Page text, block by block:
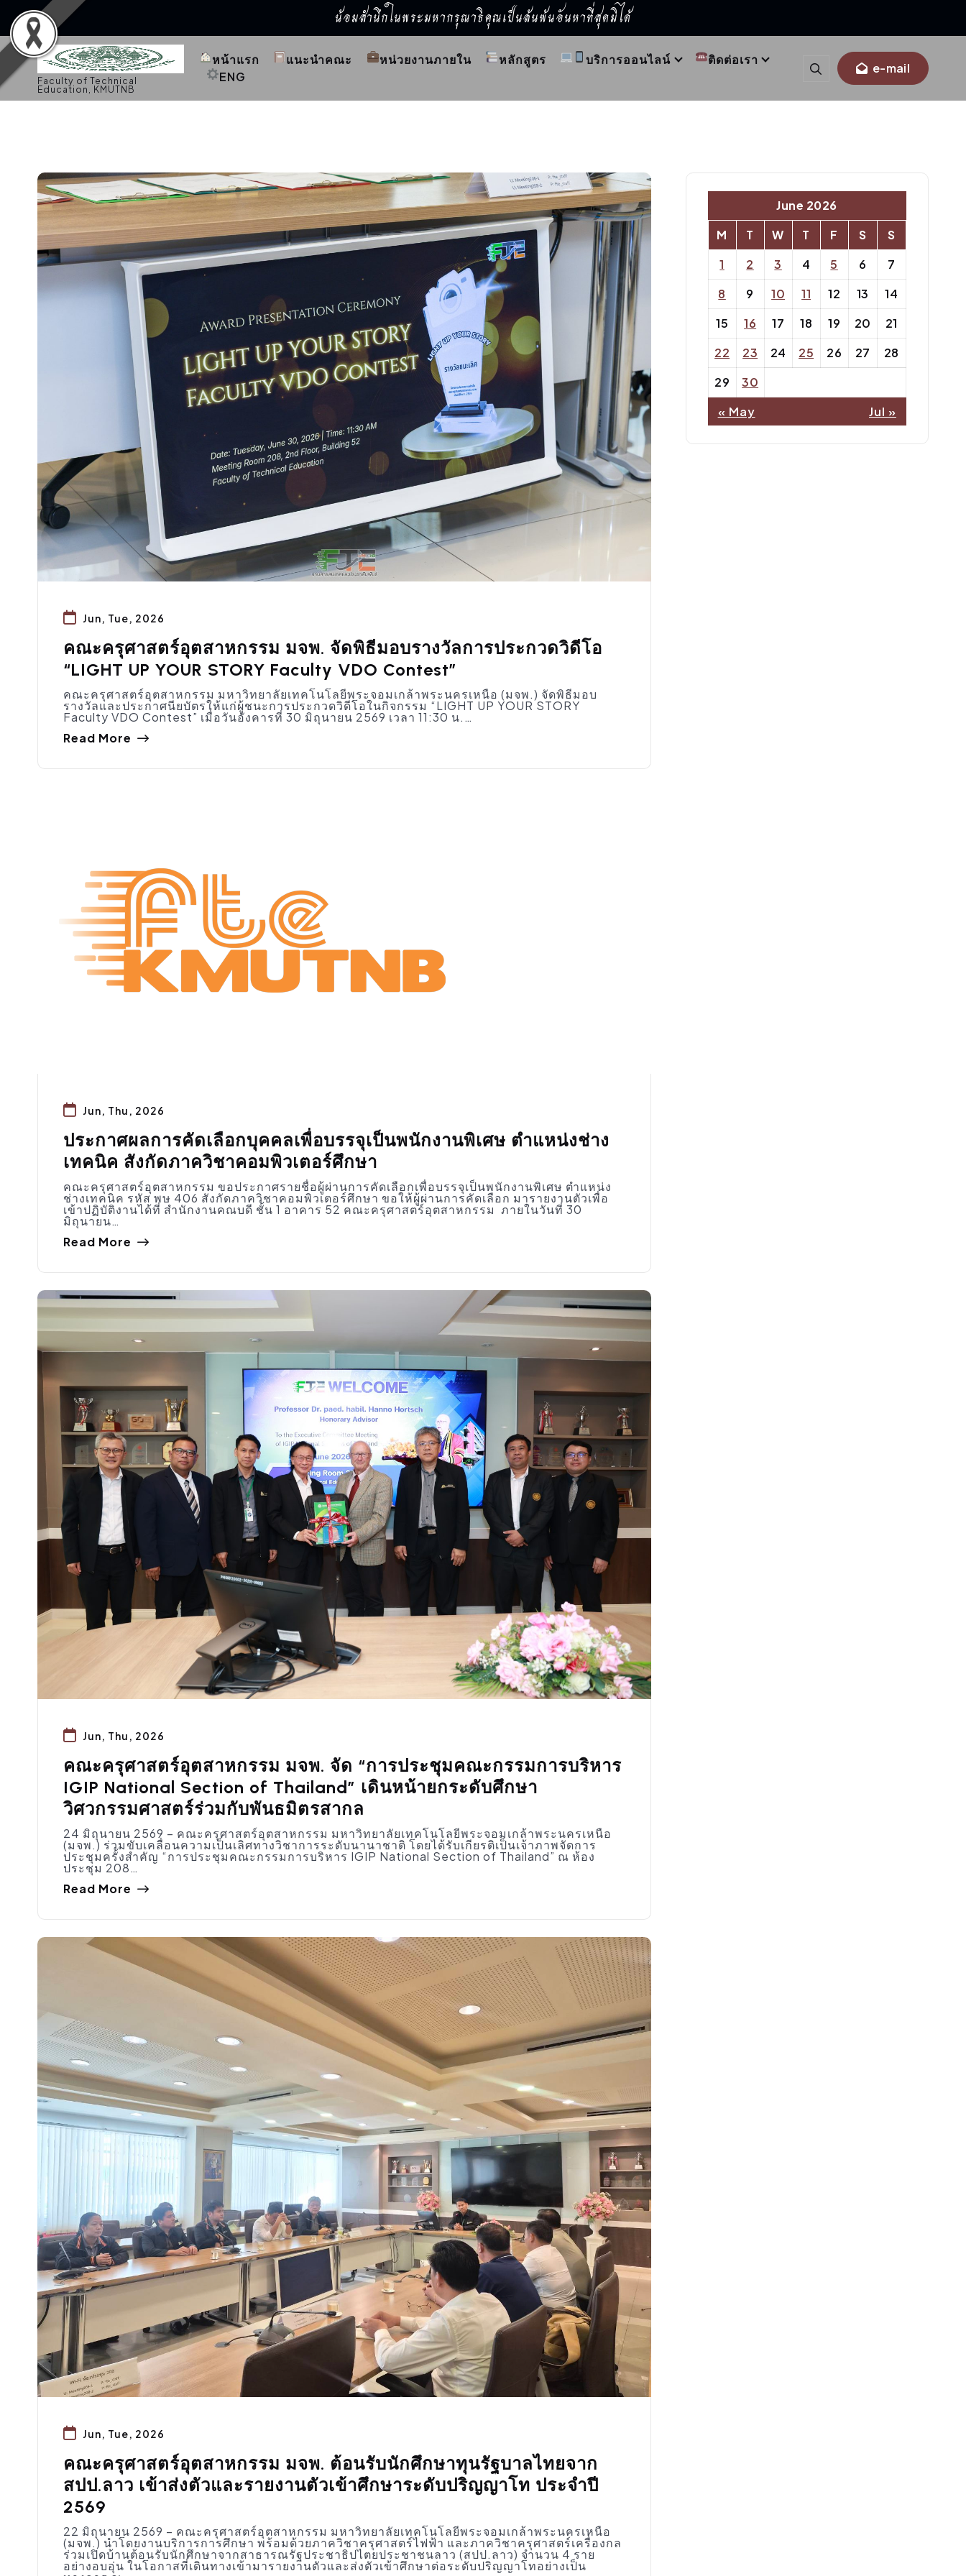
น้อมสำนึกในพระมหากรุณาธิคุณเป็นล้นพ้นอันหาที่สุดมิได้
S
k
t
o
Faculty of Technical
Education, KMUTNB
หน้าแรก แนะนำคณะ หน่วยงานภายใน หลักสูตร บริการออนไลน์
ติดต่อเรา
ENG
e-mail
กิจกรรมคณะ,ประชาสัมพันธ์
Jun, Tue, 2026
คณะครุศาสตร์อุตสาหกรรม มจพ. จัดพิธีมอบรางวัลการประกวดวิดีโอ
“LIGHT UP YOUR STORY Faculty VDO Contest”
คณะครุศาสตร์อุตสาหกรรม มหาวิทยาลัยเทคโนโลยีพระจอมเกล้าพระนครเหนือ (มจพ.) จัดพิธีมอบ
รางวัลและประกาศนียบัตรให้แก่ผู้ชนะการประกวดวิดีโอในกิจกรรม “LIGHT UP YOUR STORY
Faculty VDO Contest” เมื่อวันอังคารที่ 30 มิถุนายน 2569 เวลา 11:30 น.…
Read More
Jun, Thu, 2026
ประกาศผลการคัดเลือกบุคคลเพื่อบรรจุเป็นพนักงานพิเศษ ตำแหน่งช่าง
เทคนิค สังกัดภาควิชาคอมพิวเตอร์ศึกษา
คณะครุศาสตร์อุตสาหกรรม ขอประกาศรายชื่อผู้ผ่านการคัดเลือกเพื่อบรรจุเป็นพนักงานพิเศษ ตำแหน่ง
ช่างเทคนิค รหัส พษ 406 สังกัดภาควิชาคอมพิวเตอร์ศึกษา ขอให้ผู้ผ่านการคัดเลือก มารายงานตัวเพื่อ
เข้าปฏิบัติงานได้ที่ สำนักงานคณบดี ชั้น 1 อาคาร 52 คณะครุศาสตร์อุตสาหกรรม ภายในวันที่ 30
มิถุนายน…
Read More
Jun, Thu, 2026
คณะครุศาสตร์อุตสาหกรรม มจพ. จัด “การประชุมคณะกรรมการบริหาร
IGIP National Section of Thailand” เดินหน้ายกระดับศึกษา
วิศวกรรมศาสตร์ร่วมกับพันธมิตรสากล
24 มิถุนายน 2569 – คณะครุศาสตร์อุตสาหกรรม มหาวิทยาลัยเทคโนโลยีพระจอมเกล้าพระนครเหนือ
(มจพ.) ร่วมขับเคลื่อนความเป็นเลิศทางวิชาการระดับนานาชาติ โดยได้รับเกียรติเป็นเจ้าภาพจัดการ
ประชุมครั้งสำคัญ “การประชุมคณะกรรมการบริหาร IGIP National Section of Thailand” ณ ห้อง
ประชุม 208…
Read More
ประชาสัมพันธ์
Jun, Tue, 2026
คณะครุศาสตร์อุตสาหกรรม มจพ. ต้อนรับนักศึกษาทุนรัฐบาลไทยจาก
สปป.ลาว เข้าส่งตัวและรายงานตัวเข้าศึกษาระดับปริญญาโท ประจำปี
2569
22 มิถุนายน 2569 – คณะครุศาสตร์อุตสาหกรรม มหาวิทยาลัยเทคโนโลยีพระจอมเกล้าพระนครเหนือ
(มจพ.) นำโดยงานบริการการศึกษา พร้อมด้วยภาควิชาครุศาสตร์ไฟฟ้า และภาควิชาครุศาสตร์เครื่องกล
ร่วมเปิดบ้านต้อนรับนักศึกษาจากสาธารณรัฐประชาธิปไตยประชาชนลาว (สปป.ลาว) จำนวน 4 ราย
อย่างอบอุ่น ในโอกาสที่เดินทางเข้ามารายงานตัวและส่งตัวเข้าศึกษาต่อระดับปริญญาโทอย่างเป็น
June 2026
M
T W T F S
S
1
2 3 4 5 6
7
8
9 10 11 12 13
14
15
16 17 18 19 20
21
22
23 24 25 26 27
28
29
30
« May
Jul »